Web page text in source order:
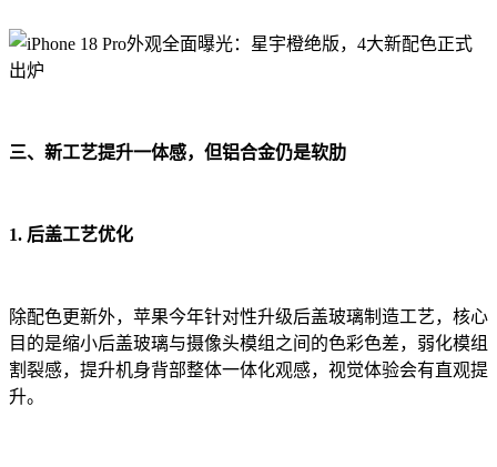
三、新工艺提升一体感，但铝合金仍是软肋
1. 后盖工艺优化
除配色更新外，苹果今年针对性升级后盖玻璃制造工艺，核心
目的是缩小后盖玻璃与摄像头模组之间的色彩色差，弱化模组
割裂感，提升机身背部整体一体化观感，视觉体验会有直观提
升。